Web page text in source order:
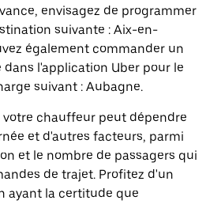
envisagez de programmer
suivante : Aix-en-
également commander un
l'application Uber pour le
suivant : Aubagne.
votre chauffeur peut dépendre
et d'autres facteurs, parmi
et le nombre de passagers qui
de trajet. Profitez d'un
ayant la certitude que